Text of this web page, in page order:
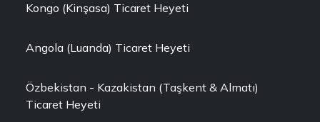
Kongo (Kinşasa) Ticaret Heyeti
Angola (Luanda) Ticaret Heyeti
Özbekistan - Kazakistan (Taşkent & Almatı)
Ticaret Heyeti